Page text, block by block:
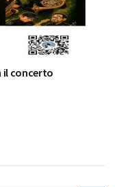
il concerto